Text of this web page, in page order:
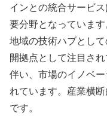
インとの統合サービ
要分野となっていま
地域の技術ハブとし
開拠点として注目さ
伴い、市場のイノベ
れています。産業横
です。